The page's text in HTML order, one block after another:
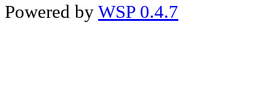
Powered by WSP 0.4.7